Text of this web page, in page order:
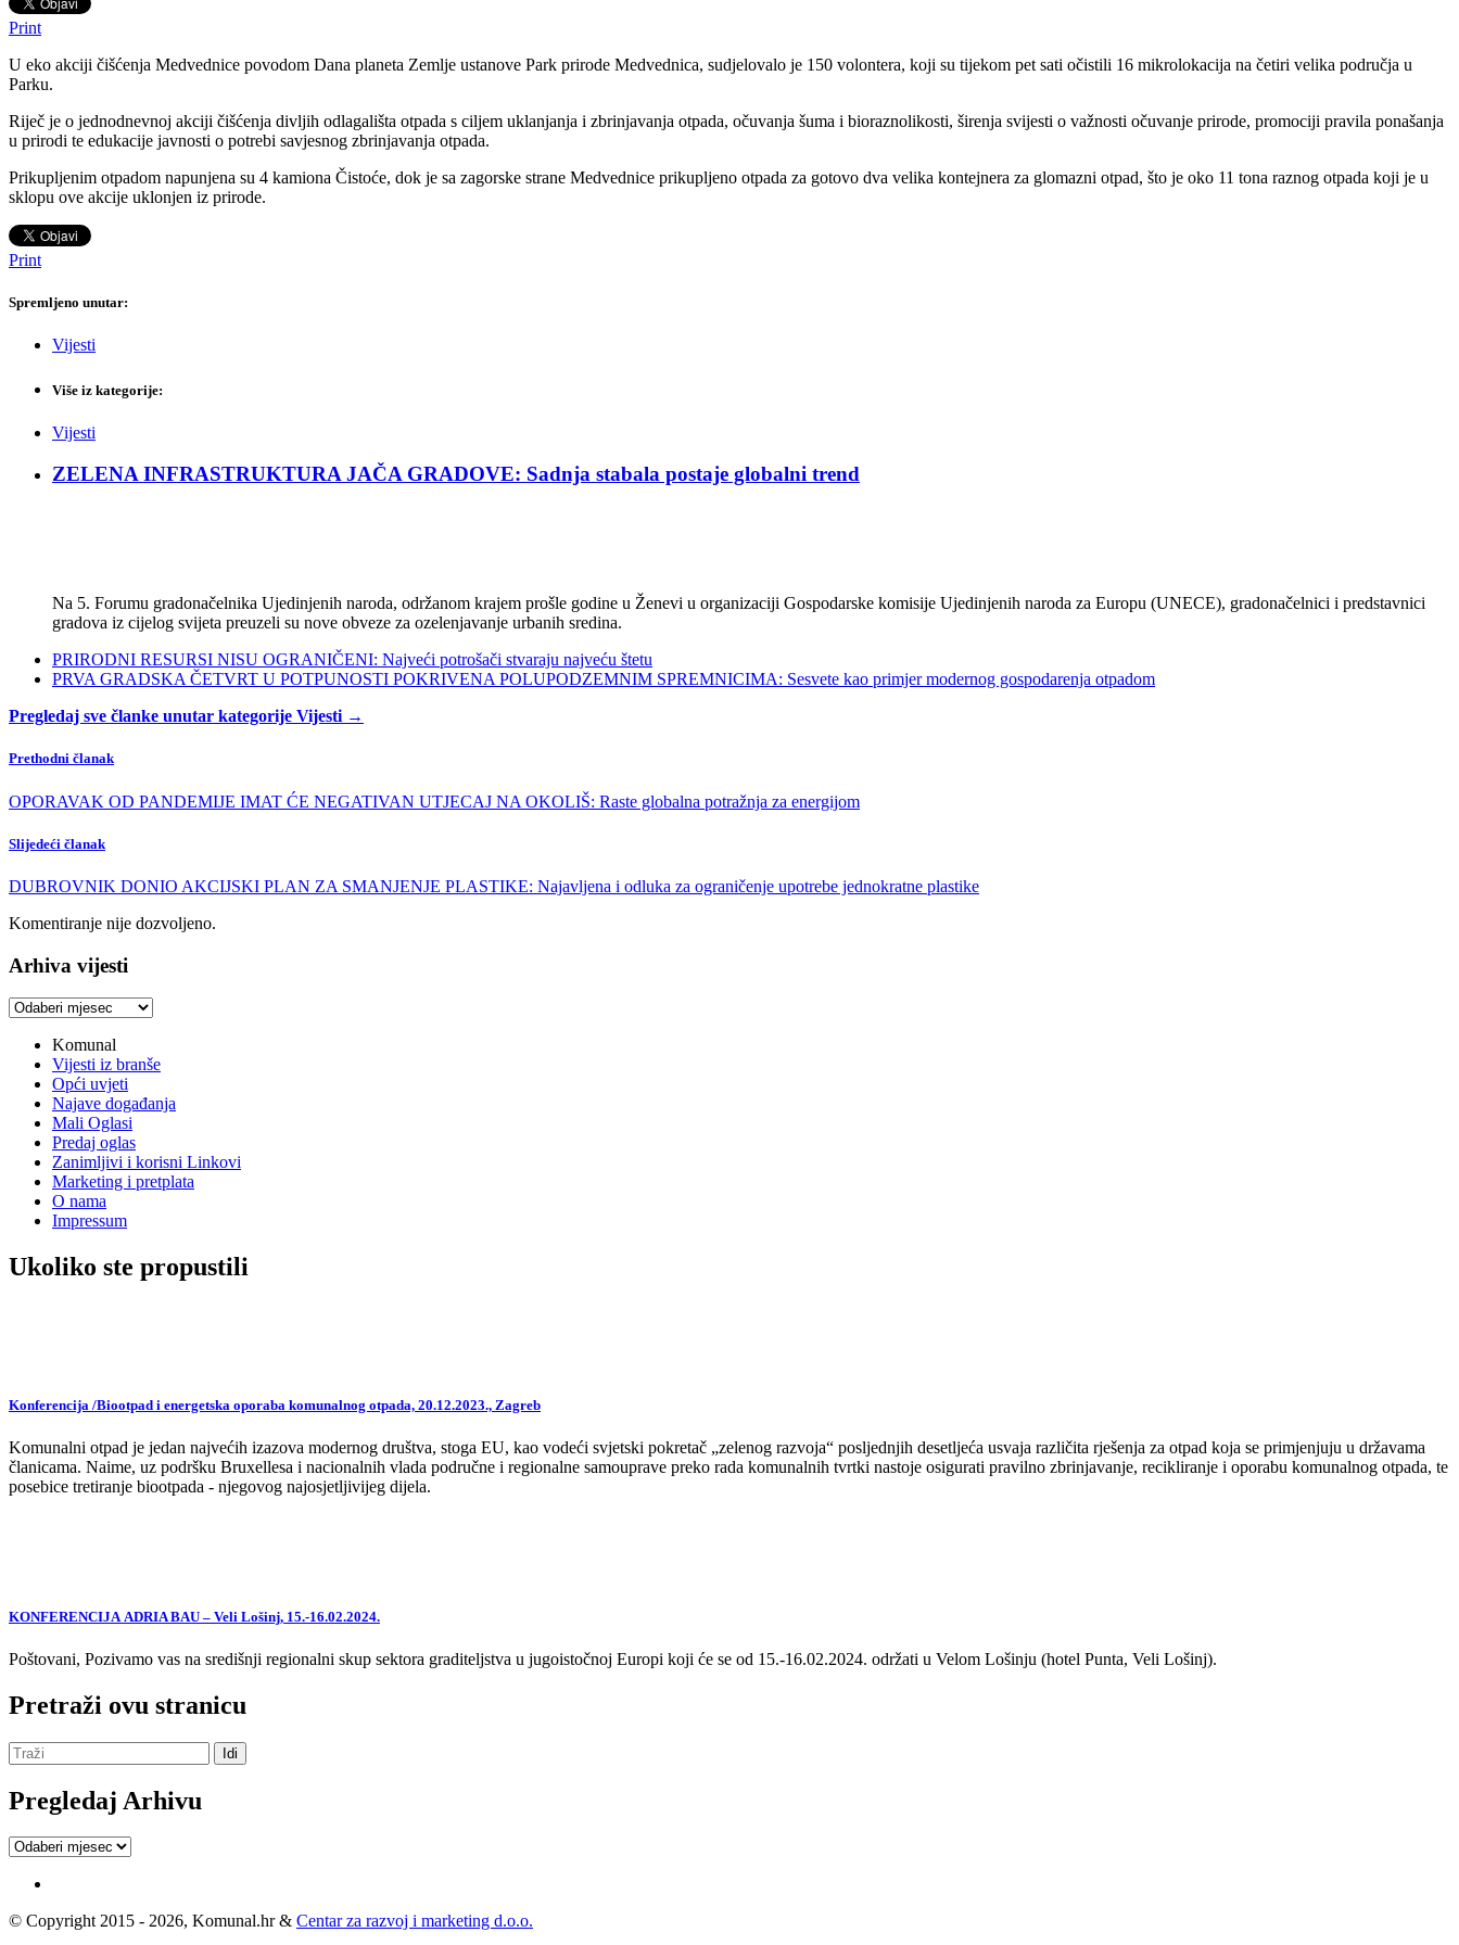
Print
U eko akciji čišćenja Medvednice povodom Dana planeta Zemlje ustanove Park prirode Medvednica, sudjelovalo je 150 volontera, koji su tijekom pet sati očistili 16 mikrolokacija na četiri velika područja u
Parku.
Riječ je o jednodnevnoj akciji čišćenja divljih odlagališta otpada s ciljem uklanjanja i zbrinjavanja otpada, očuvanja šuma i bioraznolikosti, širenja svijesti o važnosti očuvanje prirode, promociji pravila ponašanja
u prirodi te edukacije javnosti o potrebi savjesnog zbrinjavanja otpada.
Prikupljenim otpadom napunjena su 4 kamiona Čistoće, dok je sa zagorske strane Medvednice prikupljeno otpada za gotovo dva velika kontejnera za glomazni otpad, što je oko 11 tona raznog otpada koji je u
sklopu ove akcije uklonjen iz prirode.
Print
Spremljeno unutar:
Vijesti
Više iz kategorije:
Vijesti
ZELENA INFRASTRUKTURA JAČA GRADOVE: Sadnja stabala postaje globalni trend
Na 5. Forumu gradonačelnika Ujedinjenih naroda, održanom krajem prošle godine u Ženevi u organizaciji Gospodarske komisije Ujedinjenih naroda za Europu (UNECE), gradonačelnici i predstavnici
gradova iz cijelog svijeta preuzeli su nove obveze za ozelenjavanje urbanih sredina.
PRIRODNI RESURSI NISU OGRANIČENI: Najveći potrošači stvaraju najveću štetu
PRVA GRADSKA ČETVRT U POTPUNOSTI POKRIVENA POLUPODZEMNIM SPREMNICIMA: Sesvete kao primjer modernog gospodarenja otpadom
Pregledaj sve članke unutar kategorije Vijesti →
Prethodni članak
OPORAVAK OD PANDEMIJE IMAT ĆE NEGATIVAN UTJECAJ NA OKOLIŠ: Raste globalna potražnja za energijom
Slijedeći članak
DUBROVNIK DONIO AKCIJSKI PLAN ZA SMANJENJE PLASTIKE: Najavljena i odluka za ograničenje upotrebe jednokratne plastike
Komentiranje nije dozvoljeno.
Arhiva vijesti
Arhiva
Komunal
Vijesti iz branše
Opći uvjeti
Najave događanja
Mali Oglasi
Predaj oglas
Zanimljivi i korisni Linkovi
Marketing i pretplata
O nama
Impressum
Ukoliko ste propustili
Konferencija /Biootpad i energetska oporaba komunalnog otpada, 20.12.2023., Zagreb
Komunalni otpad je jedan najvećih izazova modernog društva, stoga EU, kao vodeći svjetski pokretač „zelenog razvoja“ posljednjih desetljeća usvaja različita rješenja za otpad koja se primjenjuju u državama
članicama. Naime, uz podršku Bruxellesa i nacionalnih vlada područne i regionalne samouprave preko rada komunalnih tvrtki nastoje osigurati pravilno zbrinjavanje, recikliranje i oporabu komunalnog otpada, te
posebice tretiranje biootpada - njegovog najosjetljivijeg dijela.
KONFERENCIJA ADRIA BAU – Veli Lošinj, 15.-16.02.2024.
Poštovani, Pozivamo vas na središnji regionalni skup sektora graditeljstva u jugoistočnoj Europi koji će se od 15.-16.02.2024. održati u Velom Lošinju (hotel Punta, Veli Lošinj).
Pretraži ovu stranicu
Pregledaj Arhivu
Pregledaj
© Copyright 2015 - 2026, Komunal.hr & Centar za razvoj i marketing d.o.o.